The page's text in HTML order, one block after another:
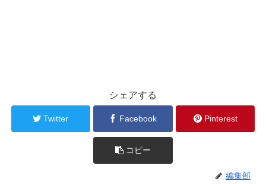
シェアする
Twitter Facebook Pinterest
コピー
編集部